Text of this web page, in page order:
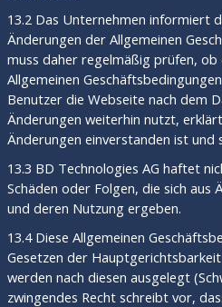
13.2 Das Unternehmen informiert
Änderungen der Allgemeinen
muss daher regelmäßig prüfen,
Allgemeinen
Benutzer die Webseite nach dem
Änderungen weiterhin nutzt,
Änderungen einverstanden ist und
13.3 BD Technologies AG haftet
Schäden oder Folgen, die sich aus
und deren Nutzung ergeben.
13.4 Diese Allgemeinen
Gesetzen der
werden nach diesen ausgelegt
zwingendes Recht schreibt vor,